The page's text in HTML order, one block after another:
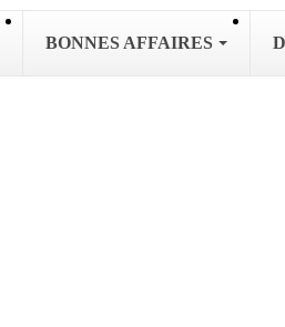
BONNES AFFAIRES